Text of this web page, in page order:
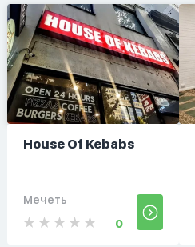
House Of Kebabs
Мечеть
0